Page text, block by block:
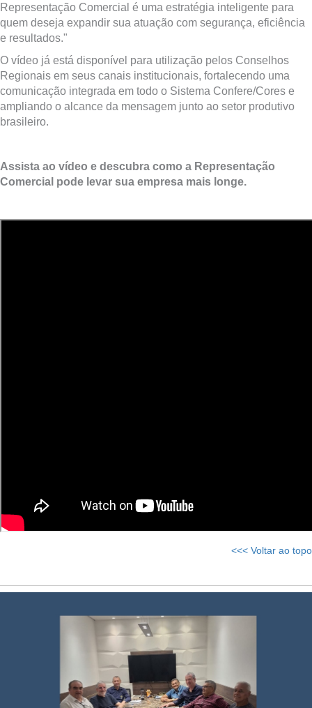
Representação Comercial é uma estratégia inteligente para
quem deseja expandir sua atuação com segurança, eficiência
e resultados."
O vídeo já está disponível para utilização pelos Conselhos
Regionais em seus canais institucionais, fortalecendo uma
comunicação integrada em todo o Sistema Confere/Cores e
ampliando o alcance da mensagem junto ao setor produtivo
brasileiro.
Assista ao vídeo e descubra como a Representação
Comercial pode levar sua empresa mais longe.
<<< Voltar ao topo